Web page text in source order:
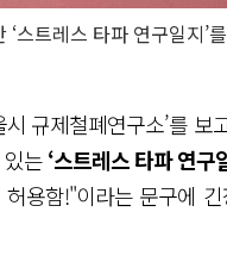
스트레스 타파 연구일지’
규제철폐연구소’를 보
는‘스트레스 타파 연구
용함!"이라는 문구에